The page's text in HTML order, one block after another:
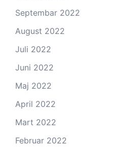
Septembar 2022
August 2022
Juli 2022
Juni 2022
Maj 2022
April 2022
Mart 2022
Februar 2022